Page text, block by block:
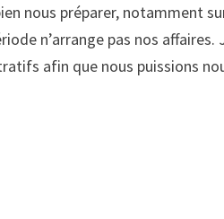
nous préparer, notamment
n’arrange pas nos affaires.
afin que nous puissions